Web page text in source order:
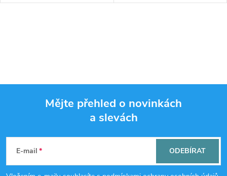
a
Mějte přehled o novinkách
a slevách
E-mail ODEBÍRAT